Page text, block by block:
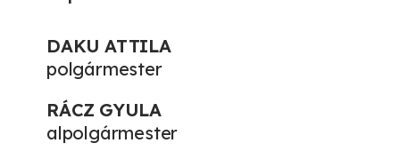
DAKU ATTILA
polgármester
RÁCZ GYULA
alpolgármester